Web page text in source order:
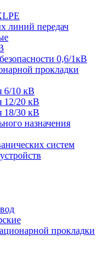
линий передач
0,6/1кВ
прокладки
6/10 кВ
12/20 кВ
18/30 кВ
назначения
систем
прокладки